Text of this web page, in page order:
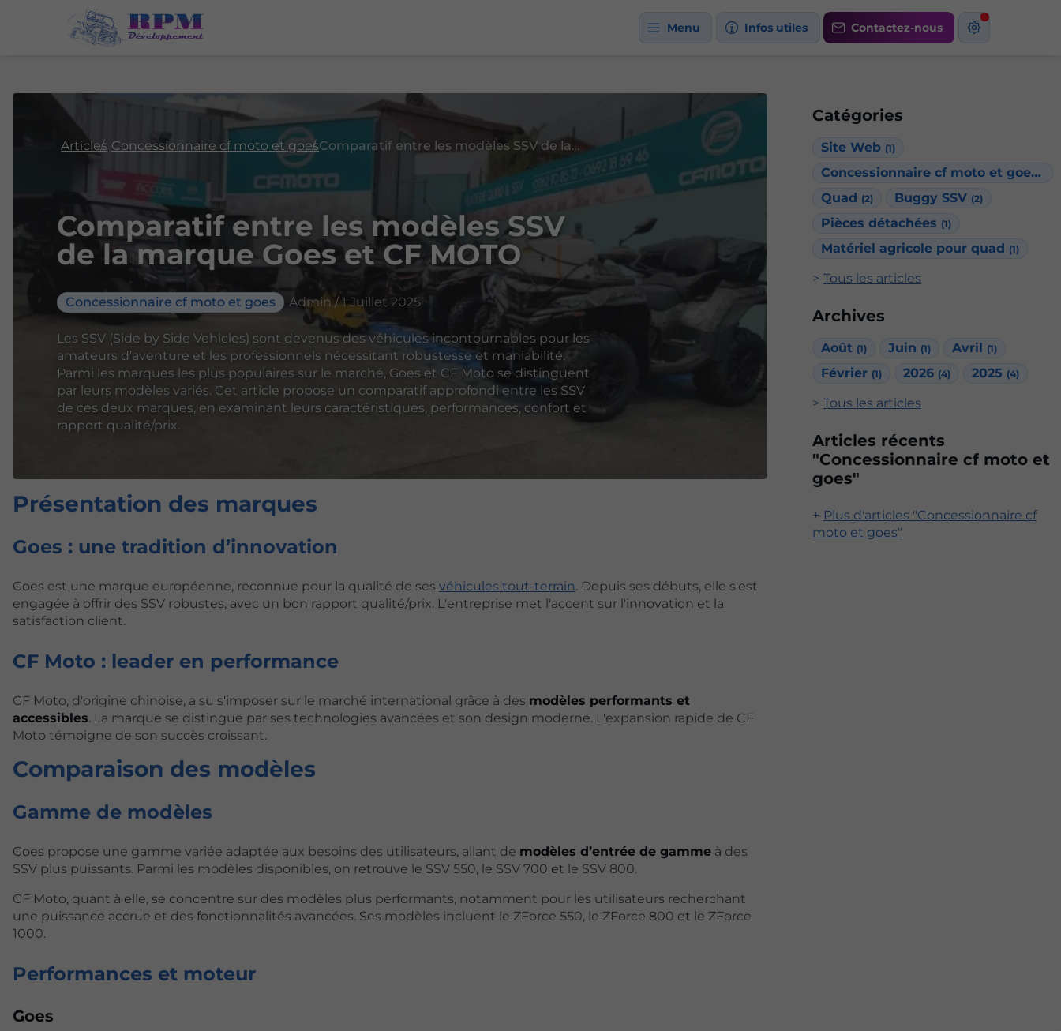
Menu Infos utiles Contactez-nous
Catégories
Site Web (1)
Concessionnaire cf moto et goes
Quad (2) Buggy SSV (2)
Pièces détachées (1)
Matériel agricole pour quad (1)
Tous les articles
Archives
Août (1) Juin (1) Avril (1)
Février (1) 2026 (4) 2025 (4)
Tous les articles
Articles récents
"Concessionnaire cf moto et
goes"
Plus d'articles "Concessionnaire cf
moto et goes"
Articles Concessionnaire cf moto et goes Comparatif entre les modèles SSV de la marque Goes et CF MOTO
Comparatif entre les modèles SSV
de la marque Goes et CF MOTO
Concessionnaire cf moto et goes Admin / 1 Juillet 2025
Les SSV (Side by Side Vehicles) sont devenus des véhicules incontournables pour les
amateurs d’aventure et les professionnels nécessitant robustesse et maniabilité.
Parmi les marques les plus populaires sur le marché, Goes et CF Moto se distinguent
par leurs modèles variés. Cet article propose un comparatif approfondi entre les SSV
de ces deux marques, en examinant leurs caractéristiques, performances, confort et
rapport qualité/prix.
Présentation des marques
Goes : une tradition d’innovation
Goes est une marque européenne, reconnue pour la qualité de ses véhicules tout-terrain. Depuis ses débuts, elle s'est
engagée à offrir des SSV robustes, avec un bon rapport qualité/prix. L'entreprise met l'accent sur l'innovation et la
satisfaction client.
CF Moto : leader en performance
CF Moto, d'origine chinoise, a su s'imposer sur le marché international grâce à des modèles performants et
accessibles. La marque se distingue par ses technologies avancées et son design moderne. L'expansion rapide de CF
Moto témoigne de son succès croissant.
Comparaison des modèles
Gamme de modèles
Goes propose une gamme variée adaptée aux besoins des utilisateurs, allant de modèles d’entrée de gamme à des
SSV plus puissants. Parmi les modèles disponibles, on retrouve le SSV 550, le SSV 700 et le SSV 800.
CF Moto, quant à elle, se concentre sur des modèles plus performants, notamment pour les utilisateurs recherchant
une puissance accrue et des fonctionnalités avancées. Ses modèles incluent le ZForce 550, le ZForce 800 et le ZForce
1000.
Performances et moteur
Goes